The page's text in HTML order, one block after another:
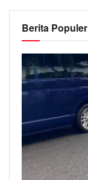
Berita Populer